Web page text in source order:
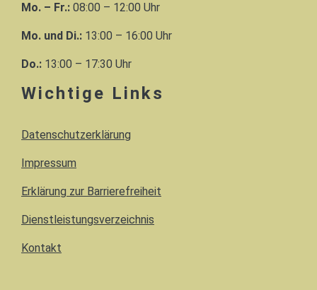
Mo. – Fr.: 08:00 – 12:00 Uhr
Mo. und Di.: 13:00 – 16:00 Uhr
Do.: 13:00 – 17:30 Uhr
Wichtige Links
Datenschutzerklärung
Impressum
Erklärung zur Barrierefreiheit
Dienstleistungsverzeichnis
Kontakt